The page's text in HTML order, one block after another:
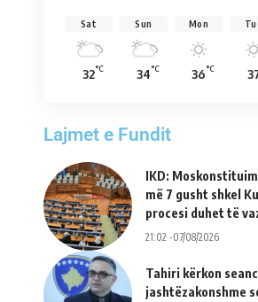
Sat
32°C
Sun
34°C
Mon
36°C
Lajmet e Fundit
IKD:
më 7 gusht shkel
procesi duhet të
21:02 -07/08/2026
Tahiri kërkon
jashtëzakonshme